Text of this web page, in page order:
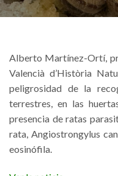
Alberto Martínez-Ortí,
Valencià d’Història
peligrosidad de la
terrestres, en las
presencia de ratas
rata, Angiostrongylus
eosinófila.